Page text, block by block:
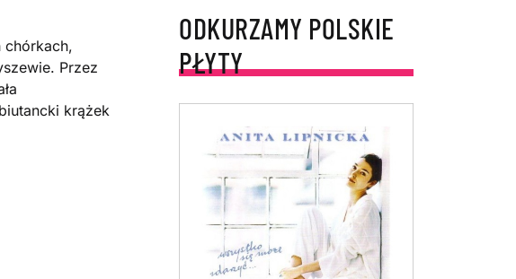
chórkach,
Przez
krążek
ODKURZAMY POLSKIE
PŁYTY